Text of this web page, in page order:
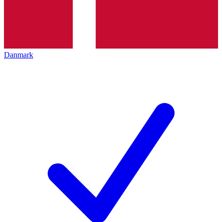
Danmark